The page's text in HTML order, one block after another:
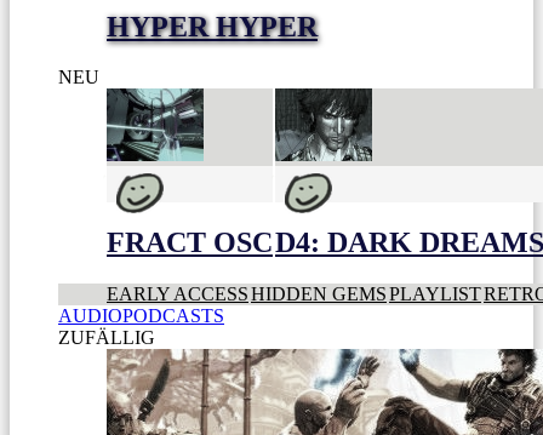
HYPER HYPER
NEU
FRACT OSCD4: DARK
EARLY ACCESSHIDDEN GEMSPLAYLIST
AUDIOPODCASTS
ZUFÄLLIG